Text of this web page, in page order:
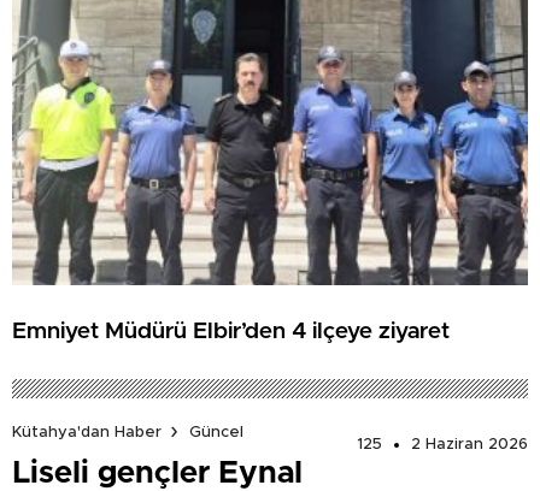
Emniyet Müdürü Elbir’den 4 ilçeye ziyaret
Kütahya'dan Haber
Güncel
125
2 Haziran 2026
Liseli gençler Eynal